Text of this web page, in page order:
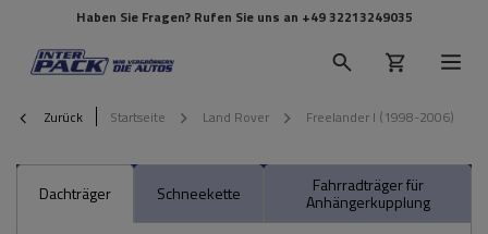
Haben Sie Fragen? Rufen Sie uns an +49 32213249035
Zurück Startseite Land Rover Freelander I (1998-2006)
Dachträger Schneekette Fahrradträger für
Anhängerkupplung